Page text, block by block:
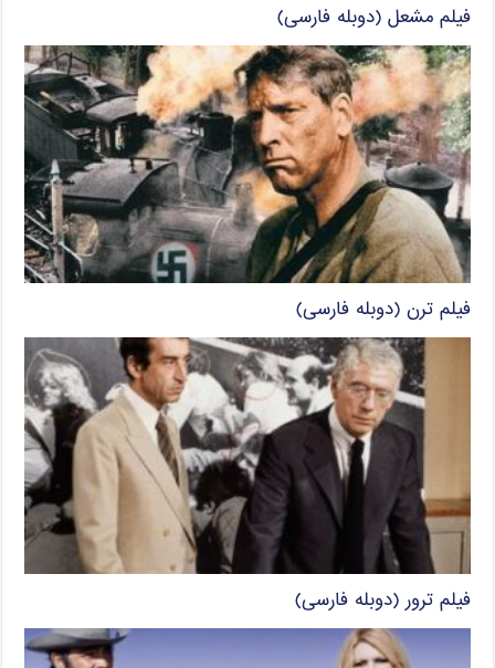
فیلم مشعل (دوبله فارسی)
فیلم ترن (دوبله فارسی)
فیلم ترور (دوبله فارسی)